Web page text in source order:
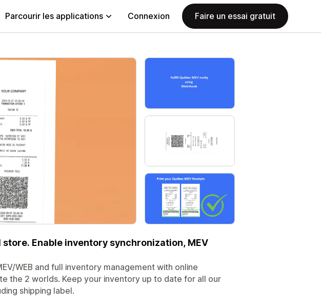
Parcourir les applications Connexion Faire un essai gratuit
Enable inventory synchronization, MEV
WEB and full inventory management with online
the 2 worlds. Keep your inventory up to date for all our
shipping label.